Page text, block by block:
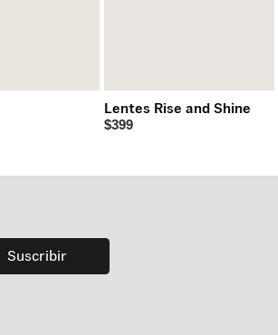
Lentes Rise and Shine
$399
Suscribir